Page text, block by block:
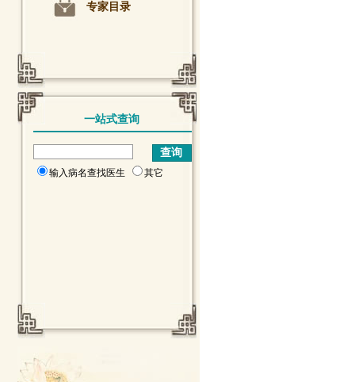
专家目录
一站式查询
输入病名查找医生 其它